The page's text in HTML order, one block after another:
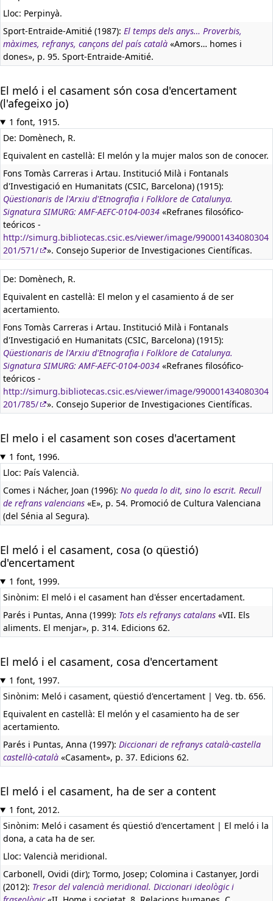
Lloc: Perpinyà.
Sport-Entraide-Amitié (1987): El temps dels anys… Proverbis,
màximes, refranys, cançons del país català «Amors… homes i
dones», p. 95. Sport-Entraide-Amitié.
El meló i el casament són cosa d'encertament
(l'afegeixo jo)
1 font, 1915.
De: Domènech, R.
Equivalent en castellà: El melón y la mujer malos son de conocer.
Fons Tomàs Carreras i Artau. Institució Milà i Fontanals
d'Investigació en Humanitats (CSIC, Barcelona) (1915):
Qüestionaris de l'Arxiu d'Etnografia i Folklore de Catalunya.
Signatura SIMURG: AMF-AEFC-0104-0034 «Refranes filosófico-
teóricos -
http://simurg.bibliotecas.csic.es/viewer/image/990001434080304
201/571/
». Consejo Superior de Investigaciones Científicas.
De: Domènech, R.
Equivalent en castellà: El melon y el casamiento á de ser
acertamiento.
Fons Tomàs Carreras i Artau. Institució Milà i Fontanals
d'Investigació en Humanitats (CSIC, Barcelona) (1915):
Qüestionaris de l'Arxiu d'Etnografia i Folklore de Catalunya.
Signatura SIMURG: AMF-AEFC-0104-0034 «Refranes filosófico-
teóricos -
http://simurg.bibliotecas.csic.es/viewer/image/990001434080304
201/785/
». Consejo Superior de Investigaciones Científicas.
El melo i el casament son coses d'acertament
1 font, 1996.
Lloc: País Valencià.
Comes i Nácher, Joan (1996): No queda lo dit, sino lo escrit. Recull
de refrans valencians «E», p. 54. Promoció de Cultura Valenciana
(del Sénia al Segura).
El meló i el casament, cosa (o qüestió)
d'encertament
1 font, 1999.
Sinònim: El meló i el casament han d'ésser encertadament.
Parés i Puntas, Anna (1999): Tots els refranys catalans «VII. Els
aliments. El menjar», p. 314. Edicions 62.
El meló i el casament, cosa d'encertament
1 font, 1997.
Sinònim: Meló i casament, qüestió d'encertament | Veg. tb. 656.
Equivalent en castellà: El melón y el casamiento ha de ser
acertamiento.
Parés i Puntas, Anna (1997): Diccionari de refranys català-castella
castellà-català «Casament», p. 37. Edicions 62.
El meló i el casament, ha de ser a content
1 font, 2012.
Sinònim: Meló i casament és qüestió d'encertament | El meló i la
dona, a cata ha de ser.
Lloc: Valencià meridional.
Carbonell, Ovidi (dir); Tormo, Josep; Colomina i Castanyer, Jordi
(2012): Tresor del valencià meridional. Diccionari ideològic i